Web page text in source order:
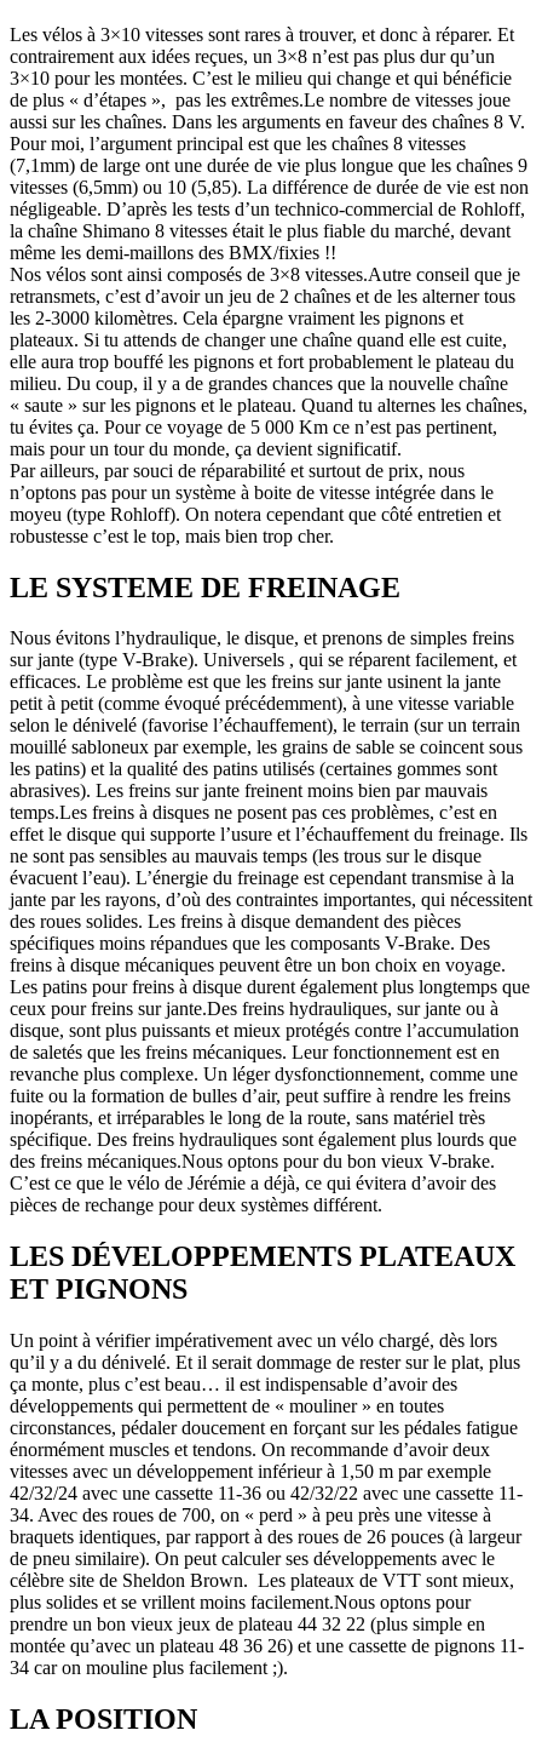
Les vélos à 3×10 vitesses sont rares à trouver, et donc à réparer. Et
contrairement aux idées reçues, un 3×8 n’est pas plus dur qu’un
3×10 pour les montées. C’est le milieu qui change et qui bénéficie
de plus « d’étapes », pas les extrêmes.Le nombre de vitesses joue
aussi sur les chaînes. Dans les arguments en faveur des chaînes 8 V.
Pour moi, l’argument principal est que les chaînes 8 vitesses
(7,1mm) de large ont une durée de vie plus longue que les chaînes 9
vitesses (6,5mm) ou 10 (5,85). La différence de durée de vie est non
négligeable. D’après les tests d’un technico-commercial de Rohloff,
la chaîne Shimano 8 vitesses était le plus fiable du marché, devant
même les demi-maillons des BMX/fixies !!
Nos vélos sont ainsi composés de 3×8 vitesses.Autre conseil que je
retransmets, c’est d’avoir un jeu de 2 chaînes et de les alterner tous
les 2-3000 kilomètres. Cela épargne vraiment les pignons et
plateaux. Si tu attends de changer une chaîne quand elle est cuite,
elle aura trop bouffé les pignons et fort probablement le plateau du
milieu. Du coup, il y a de grandes chances que la nouvelle chaîne
« saute » sur les pignons et le plateau. Quand tu alternes les chaînes,
tu évites ça. Pour ce voyage de 5 000 Km ce n’est pas pertinent,
mais pour un tour du monde, ça devient significatif.
Par ailleurs, par souci de réparabilité et surtout de prix, nous
n’optons pas pour un système à boite de vitesse intégrée dans le
moyeu (type Rohloff). On notera cependant que côté entretien et
robustesse c’est le top, mais bien trop cher.
LE SYSTEME DE FREINAGE
Nous évitons l’hydraulique, le disque, et prenons de simples freins
sur jante (type V-Brake). Universels , qui se réparent facilement, et
efficaces. Le problème est que les freins sur jante usinent la jante
petit à petit (comme évoqué précédemment), à une vitesse variable
selon le dénivelé (favorise l’échauffement), le terrain (sur un terrain
mouillé sabloneux par exemple, les grains de sable se coincent sous
les patins) et la qualité des patins utilisés (certaines gommes sont
abrasives). Les freins sur jante freinent moins bien par mauvais
temps.Les freins à disques ne posent pas ces problèmes, c’est en
effet le disque qui supporte l’usure et l’échauffement du freinage. Ils
ne sont pas sensibles au mauvais temps (les trous sur le disque
évacuent l’eau). L’énergie du freinage est cependant transmise à la
jante par les rayons, d’où des contraintes importantes, qui nécessitent
des roues solides. Les freins à disque demandent des pièces
spécifiques moins répandues que les composants V-Brake. Des
freins à disque mécaniques peuvent être un bon choix en voyage.
Les patins pour freins à disque durent également plus longtemps que
ceux pour freins sur jante.Des freins hydrauliques, sur jante ou à
disque, sont plus puissants et mieux protégés contre l’accumulation
de saletés que les freins mécaniques. Leur fonctionnement est en
revanche plus complexe. Un léger dysfonctionnement, comme une
fuite ou la formation de bulles d’air, peut suffire à rendre les freins
inopérants, et irréparables le long de la route, sans matériel très
spécifique. Des freins hydrauliques sont également plus lourds que
des freins mécaniques.Nous optons pour du bon vieux V-brake.
C’est ce que le vélo de Jérémie a déjà, ce qui évitera d’avoir des
pièces de rechange pour deux systèmes différent.
LES DÉVELOPPEMENTS PLATEAUX
ET PIGNONS
Un point à vérifier impérativement avec un vélo chargé, dès lors
qu’il y a du dénivelé. Et il serait dommage de rester sur le plat, plus
ça monte, plus c’est beau… il est indispensable d’avoir des
développements qui permettent de « mouliner » en toutes
circonstances, pédaler doucement en forçant sur les pédales fatigue
énormément muscles et tendons. On recommande d’avoir deux
vitesses avec un développement inférieur à 1,50 m par exemple
42/32/24 avec une cassette 11-36 ou 42/32/22 avec une cassette 11-
34. Avec des roues de 700, on « perd » à peu près une vitesse à
braquets identiques, par rapport à des roues de 26 pouces (à largeur
de pneu similaire). On peut calculer ses développements avec le
célèbre site de Sheldon Brown. Les plateaux de VTT sont mieux,
plus solides et se vrillent moins facilement.Nous optons pour
prendre un bon vieux jeux de plateau 44 32 22 (plus simple en
montée qu’avec un plateau 48 36 26) et une cassette de pignons 11-
34 car on mouline plus facilement ;).
LA POSITION